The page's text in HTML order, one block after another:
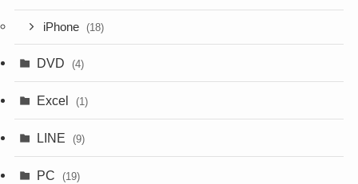
iPhone (18)
DVD (4)
Excel (1)
LINE (9)
PC (19)